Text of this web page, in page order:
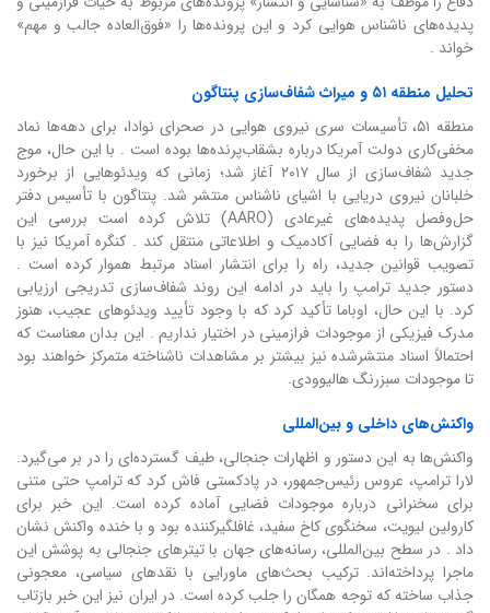
پدیده‌های ناشناس هوایی کرد و این پرونده‌ها را «فوق‌العاده جالب و مهم»
خواند .
تحلیل منطقه ۵۱ و میراث شفاف‌سازی پنتاگون
منطقه ۵۱، تأسیسات سری نیروی هوایی در صحرای نوادا، برای دهه‌ها نماد
مخفی‌کاری دولت آمریکا درباره بشقاب‌پرنده‌ها بوده است . با این حال، موج
جدید شفاف‌سازی از سال ۲۰۱۷ آغاز شد؛ زمانی که ویدئوهایی از برخورد
خلبانان نیروی دریایی با اشیای ناشناس منتشر شد. پنتاگون با تأسیس دفتر
حل‌وفصل پدیده‌های غیرعادی (AARO) تلاش کرده است بررسی این
گزارش‌ها را به فضایی آکادمیک و اطلاعاتی منتقل کند . کنگره آمریکا نیز با
تصویب قوانین جدید، راه را برای انتشار اسناد مرتبط هموار کرده است .
دستور جدید ترامپ را باید در ادامه این روند شفاف‌سازی تدریجی ارزیابی
کرد. با این حال، اوباما تأکید کرد که با وجود تأیید ویدئوهای عجیب، هنوز
مدرک فیزیکی از موجودات فرازمینی در اختیار نداریم . این بدان معناست که
احتمالاً اسناد منتشرشده نیز بیشتر بر مشاهدات ناشناخته متمرکز خواهند بود
تا موجودات سبزرنگ هالیوودی.
واکنش‌های داخلی و بین‌المللی
واکنش‌ها به این دستور و اظهارات جنجالی، طیف گسترده‌ای را در بر می‌گیرد.
لارا ترامپ، عروس رئیس‌جمهور، در پادکستی فاش کرد که ترامپ حتی متنی
برای سخنرانی درباره موجودات فضایی آماده کرده است. این خبر برای
کارولین لیویت، سخنگوی کاخ سفید، غافلگیرکننده بود و با خنده واکنش نشان
داد . در سطح بین‌المللی، رسانه‌های جهان با تیترهای جنجالی به پوشش این
ماجرا پرداخته‌اند. ترکیب بحث‌های ماورایی با نقدهای سیاسی، معجونی
جذاب ساخته که توجه همگان را جلب کرده است. در ایران نیز این خبر بازتاب